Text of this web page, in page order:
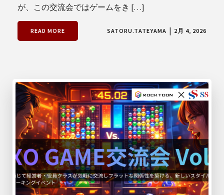
が、この交流会ではゲームをき […]
READ MORE SATORU.TATEYAMA | 2月 4, 2026